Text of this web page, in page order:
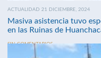
ACTUALIDAD 21 DICIEMBRE, 2024
Masiva asistencia tuvo
en las Ruinas de
SIN COMENTARIOS